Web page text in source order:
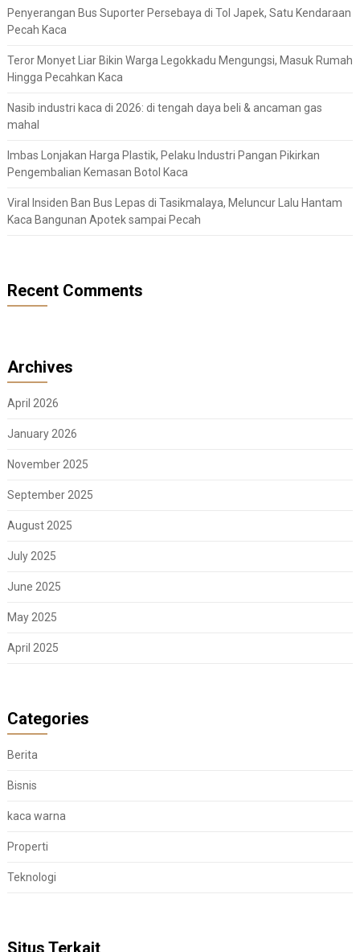
Penyerangan Bus Suporter Persebaya di Tol Japek, Satu Kendaraan
Pecah Kaca
Teror Monyet Liar Bikin Warga Legokkadu Mengungsi, Masuk Rumah
Hingga Pecahkan Kaca
Nasib industri kaca di 2026: di tengah daya beli & ancaman gas
mahal
Imbas Lonjakan Harga Plastik, Pelaku Industri Pangan Pikirkan
Pengembalian Kemasan Botol Kaca
Viral Insiden Ban Bus Lepas di Tasikmalaya, Meluncur Lalu Hantam
Kaca Bangunan Apotek sampai Pecah
Recent Comments
Archives
April 2026
January 2026
November 2025
September 2025
August 2025
July 2025
June 2025
May 2025
April 2025
Categories
Berita
Bisnis
kaca warna
Properti
Teknologi
Situs Terkait